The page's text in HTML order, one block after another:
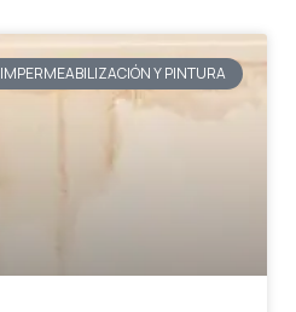
IMPERMEABILIZACIÓN Y PINTURA